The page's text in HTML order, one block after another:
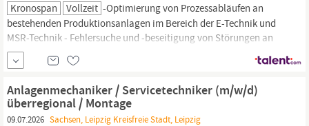
Kronospan Vollzeit -Optimierung von Prozessabläufen an
bestehenden Produktionsanlagen im Bereich der E-Technik und
MSR-Technik - Fehlersuche und -beseitigung von Störungen an
Netzwerken und Bussystemen - Durchführung von
Wartungsarbeiten an Steuerungs-, Mess- und Regeltechnik -
Programmierung von Siemenssteuerungen und HMI
Anwendungen - Fehlersuche an Steuerungsprogrammen und
Optimierung...
Anlagenmechaniker / Servicetechniker (m/w/d)
überregional / Montage
09.07.2026 Sachsen, Leipzig Kreisfreie Stadt, Leipzig